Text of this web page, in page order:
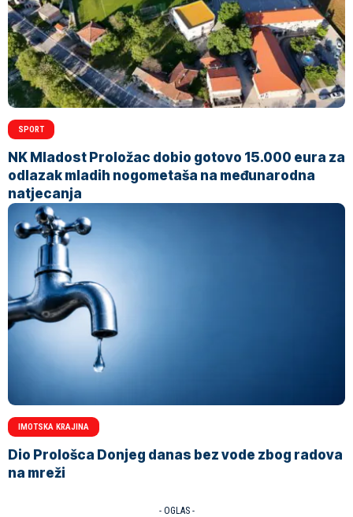
SPORT
NK Mladost Proložac dobio gotovo 15.000 eura za
odlazak mladih nogometaša na međunarodna
natjecanja
IMOTSKA KRAJINA
Dio Prološca Donjeg danas bez vode zbog radova
na mreži
- OGLAS -